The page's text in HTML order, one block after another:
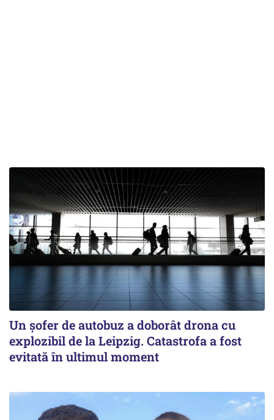
Un șofer de autobuz a doborât drona cu
explozibil de la Leipzig. Catastrofa a fost
evitată în ultimul moment